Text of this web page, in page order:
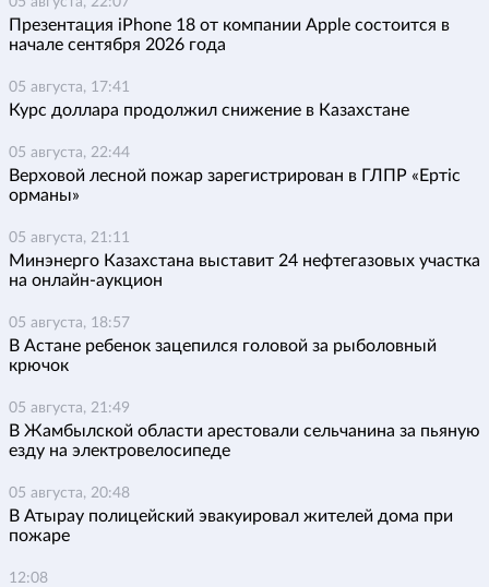
Презентация iPhone 18 от компании Apple состоится в
начале сентября 2026 года
05 августа, 17:41
Курс доллара продолжил снижение в Казахстане
05 августа, 22:44
Верховой лесной пожар зарегистрирован в ГЛПР «Ертіс
орманы»
05 августа, 21:11
Минэнерго Казахстана выставит 24 нефтегазовых участка
на онлайн-аукцион
05 августа, 18:57
В Астане ребенок зацепился головой за рыболовный
крючок
05 августа, 21:49
В Жамбылской области арестовали сельчанина за пьяную
езду на электровелосипеде
05 августа, 20:48
В Атырау полицейский эвакуировал жителей дома при
пожаре
12:08